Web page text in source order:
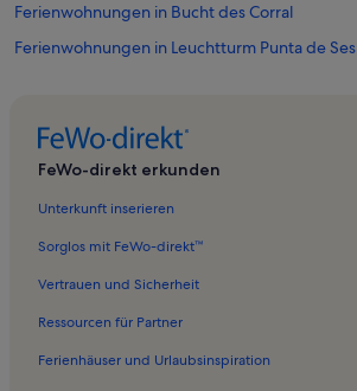
Ferienwohnungen in Bucht des Corral
Ferienwohnungen in Leuchtturm Punta de
Ferienwohnungen in Bucht von Palma
Ferienwohnungen in Cala Sa Nau
Ferienwohnungen in Punta de Sa Galera
Ferienwohnungen in Bucht der Frauen
FeWo-direkt erkunden
Unterkunft inserieren
Sorglos mit FeWo-direkt™
Vertrauen und Sicherheit
Ressourcen für Partner
Ferienhäuser und Urlaubsinspiration